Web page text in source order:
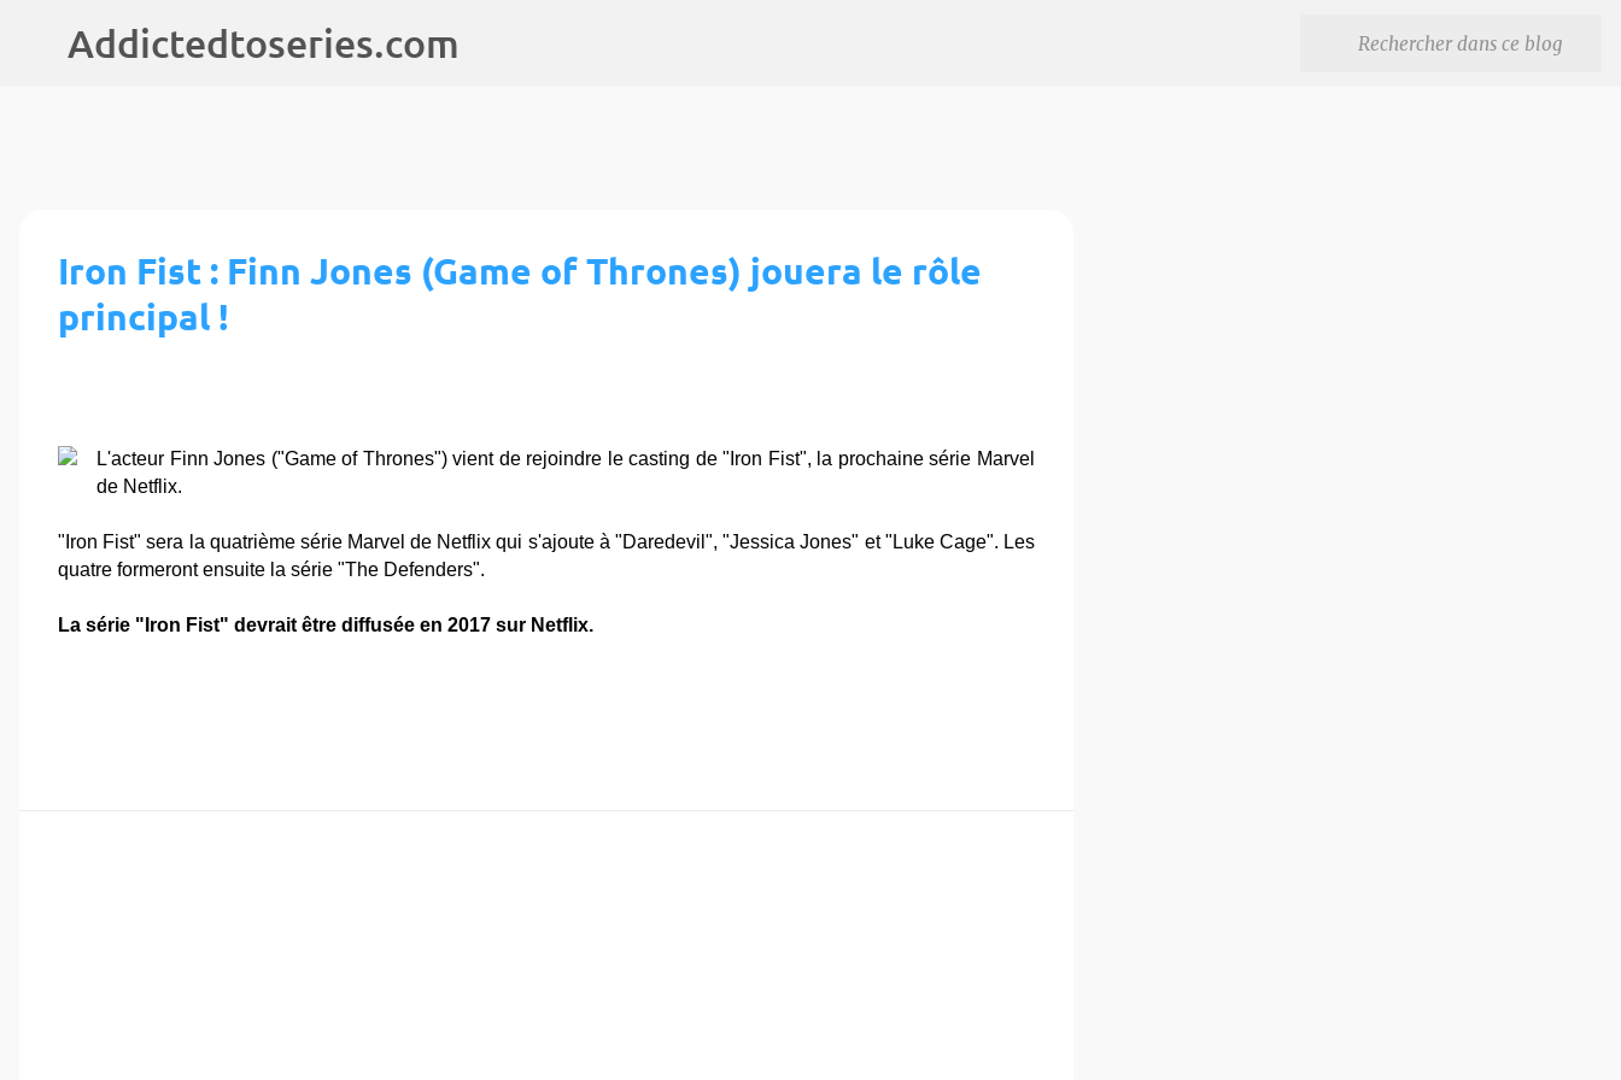
Addictedtoseries.com
Iron Fist : Finn Jones (Game of Thrones) jouera le rôle
principal !
L'acteur Finn Jones ("Game of Thrones") vient de rejoindre le casting de "Iron Fist", la prochaine série Marvel
de Netflix.
"Iron Fist" sera la quatrième série Marvel de Netflix qui s'ajoute à "Daredevil", "Jessica Jones" et "Luke Cage". Les
quatre formeront ensuite la série "The Defenders".
La série "Iron Fist" devrait être diffusée en 2017 sur Netflix.